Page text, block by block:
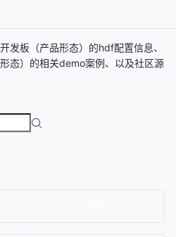
发板（产品形态）的hdf配置信息、
态）的相关demo案例、以及社区源